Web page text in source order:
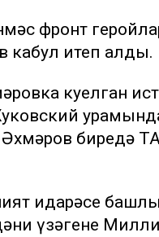
фронт
кабул итеп алды.
куелган
биредә
идарәсе
үзәгенең